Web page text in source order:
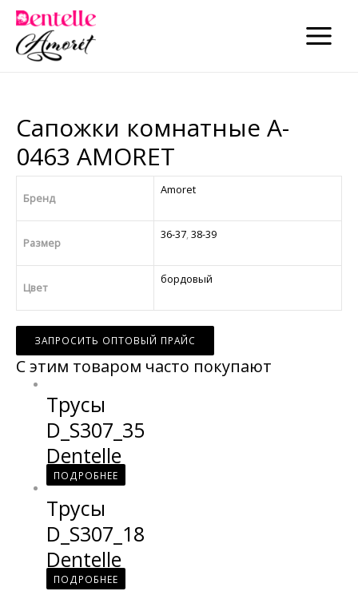
MAIN
Сапожки комнатные A-
0463 AMORET
Бренд
Amoret
Размер
36-37,38-39
Цвет
бордовый
ЗАПРОСИТЬ ОПТОВЫЙ ПРАЙС
С этим товаром часто покупают
Трусы
D_S307_35
Dentelle
ПОДРОБНЕЕ
Трусы
D_S307_18
Dentelle
ПОДРОБНЕЕ